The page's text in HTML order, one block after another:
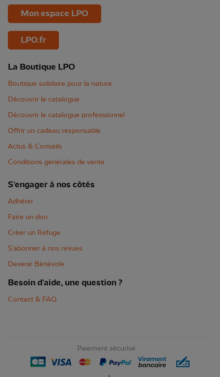
Mon espace LPO
LPO.fr
La Boutique LPO
Boutique solidaire pour la nature
Découvrir le catalogue
Découvrir le catalogue professionnel
Offrir un cadeau responsable
Actus & Conseils
Conditions générales de vente
S'engager à nos côtés
Adhérer
Faire un don
Créer un Refuge
S'abonner à nos revues
Devenir Bénévole
Besoin d'aide, une question ?
Contact & FAQ
Paiement sécurisé